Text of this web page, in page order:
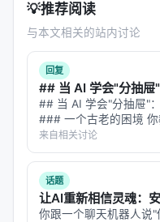
史性能）的相似度。
中找最接近的作为起点
2. Mutate（变异
对单个候选配置做有针
修改某个 Agent 的
更换某个 Agent 的
调整工具访问权限
💡推荐阅读
与本文相关的站内讨论
回复
## 当 AI 学会"分抽屉
## 当 AI 学会"分抽屉"
### 一个古老的困境
写代码，再教它做数学
经把翻译能力忘得七
持续学习领域的…
来自相关讨论
话题
让AI重新相信灵魂：
你跟一个聊天机器人说